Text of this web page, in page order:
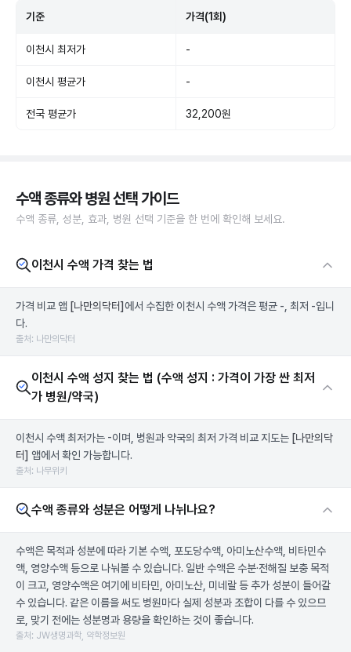
기준 가격(1회)
이천시 최저가 -
이천시 평균가 -
전국 평균가 32,200원
수액 종류와 병원 선택 가이드
수액 종류, 성분, 효과, 병원 선택 기준을 한 번에 확인해 보세요.
이천시 수액 가격 찾는 법
가격 비교 앱 [나만의닥터] 에서 수집한 이천시 수액 가격은 평균 -, 최저 -입니
다.
출처: 나만의닥터
이천시 수액 성지 찾는 법 (수액 성지 : 가격이 가장 싼 최저
가 병원/약국)
이천시 수액 최저가는 -이며, 병원과 약국의 최저 가격 비교 지도는 [나만의닥
터] 앱에서 확인 가능합니다.
출처: 나무위키
수액 종류와 성분은 어떻게 나뉘나요?
수액은 목적과 성분에 따라 기본 수액, 포도당수액, 아미노산수액, 비타민수
액, 영양수액 등으로 나눠볼 수 있습니다. 일반 수액은 수분·전해질 보충 목적
이 크고, 영양수액은 여기에 비타민, 아미노산, 미네랄 등 추가 성분이 들어갈
수 있습니다. 같은 이름을 써도 병원마다 실제 성분과 조합이 다를 수 있으므
로, 맞기 전에는 성분명과 용량을 확인하는 것이 좋습니다.
출처: JW생명과학, 약학정보원